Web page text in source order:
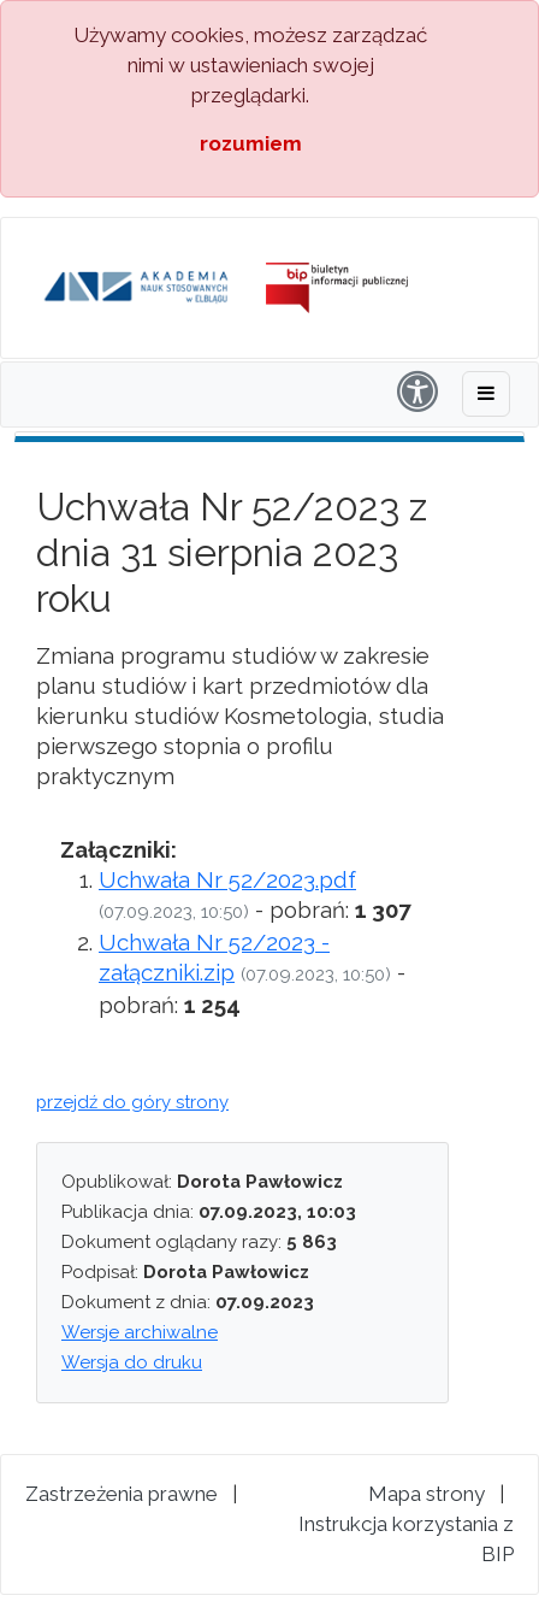
Używamy cookies, możesz zarządzać
nimi w ustawieniach swojej
przeglądarki.
rozumiem
Uchwała Nr 52/2023 z
dnia 31 sierpnia 2023
roku
Zmiana programu studiów w zakresie
planu studiów i kart przedmiotów dla
kierunku studiów Kosmetologia, studia
pierwszego stopnia o profilu
praktycznym
Załączniki:
Uchwała Nr 52/2023.pdf
(07.09.2023, 10:50) - pobrań: 1 307
Uchwała Nr 52/2023 -
załączniki.zip (07.09.2023, 10:50) -
pobrań: 1 254
przejdź do góry strony
Opublikował: Dorota Pawłowicz
Publikacja dnia: 07.09.2023, 10:03
Dokument oglądany razy: 5 863
Podpisał: Dorota Pawłowicz
Dokument z dnia: 07.09.2023
Wersje archiwalne
Wersja do druku
Zastrzeżenia prawne | Mapa strony |
Instrukcja korzystania z
BIP